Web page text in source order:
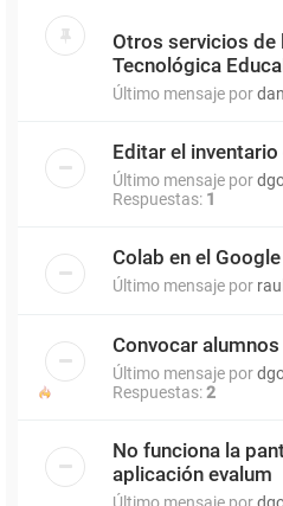
Otros servicios de
Tecnológica
Último mensaje por
Editar el inventario
Último mensaje por
Respuestas: 1
Colab en el
Último mensaje por
Convocar alumnos
Último mensaje por
Respuestas:2
No funciona la
aplicación evalum
Último mensaje por